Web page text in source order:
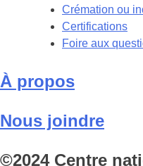
Crémation ou
Certifications
Foire aux
À propos
Nous joindre
©2024 Centre